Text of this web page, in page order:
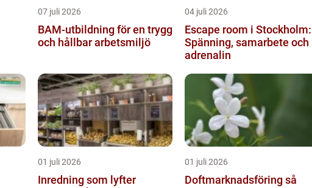
07 juli 2026
BAM-utbildning för en trygg
och hållbar arbetsmiljö
04 juli 2026
Escape room i Stockholm:
Spänning, samarbete och
adrenalin
01 juli 2026
Inredning som lyfter
01 juli 2026
Doftmarknadsföring så